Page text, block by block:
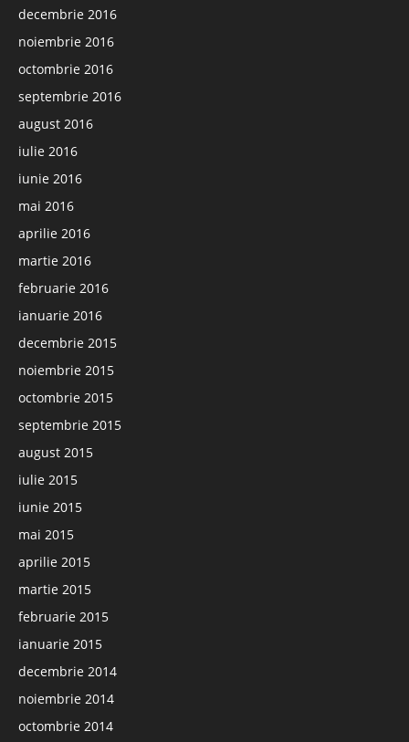
decembrie 2016
noiembrie 2016
octombrie 2016
septembrie 2016
august 2016
iulie 2016
iunie 2016
mai 2016
aprilie 2016
martie 2016
februarie 2016
ianuarie 2016
decembrie 2015
noiembrie 2015
octombrie 2015
septembrie 2015
august 2015
iulie 2015
iunie 2015
mai 2015
aprilie 2015
martie 2015
februarie 2015
ianuarie 2015
decembrie 2014
noiembrie 2014
octombrie 2014